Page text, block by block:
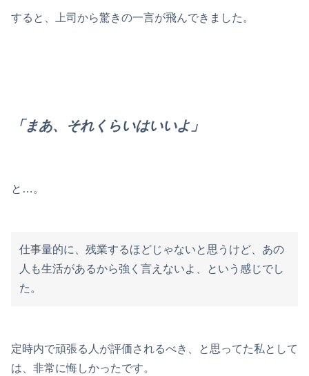
すると、上司から驚きの一言が飛んできました。
「まあ、それくらいはいいよ」
と…。
仕事量的に、残業するほどじゃないと思うけど、あの
人も生活があるから強く言えないよ、という感じでし
た。
定時内で頑張る人が評価されるべき、と思ってた私として
は、非常に悔しかったです。